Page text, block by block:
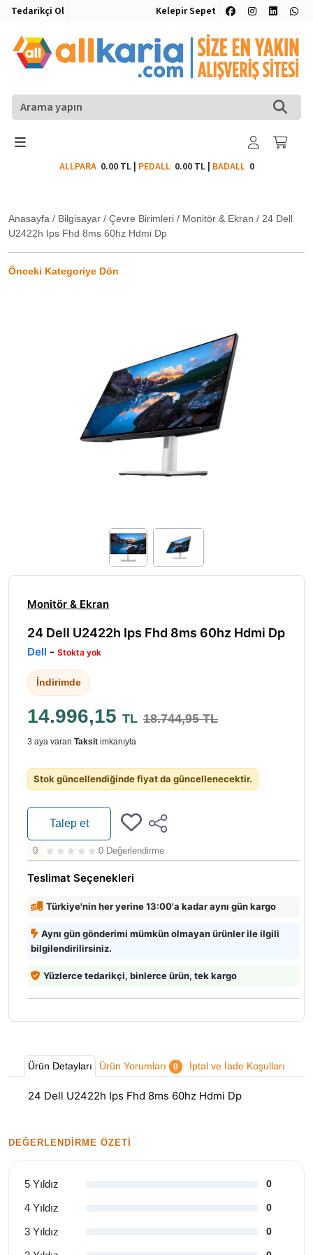
Tedarikçi Ol Kelepir Sepet
ALLPARA 0.00 TL| PEDALL 0.00 TL| BADALL0
Anasayfa / Bilgisayar / Çevre Birimleri / Monitör & Ekran / 24 Dell
U2422h Ips Fhd 8ms 60hz Hdmi Dp
Önceki Kategoriye Dön
Monitör & Ekran
24 Dell U2422h Ips Fhd 8ms 60hz Hdmi Dp
Dell-Stokta yok
3 aya varan imkanıyla
Stok güncellendiğinde fiyat da güncellenecektir.
Türkiye'nin her yerine 13:00'a kadar aynı gün kargo
Aynı gün gönderimi mümkün olmayan ürünler ile ilgili
Yüzlerce tedarikçi, binlerce ürün, tek kargo
24 Dell U2422h Ips Fhd 8ms 60hz Hdmi Dp
DEĞERLENDIRME ÖZETI
5 Yıldız 0
4 Yıldız 0